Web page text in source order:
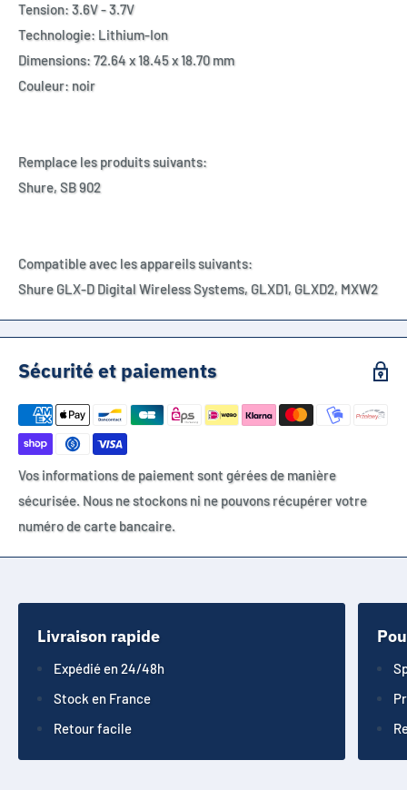
Tension: 3.6V - 3.7V
Technologie: Lithium-Ion
Dimensions: 72.64 x 18.45 x 18.70 mm
Couleur: noir
Remplace les produits suivants:
Shure, SB 902
Compatible avec les appareils suivants:
Shure GLX-D Digital Wireless Systems, GLXD1, GLXD2, MXW2
Sécurité et paiements
Vos informations de paiement sont gérées de manière
sécurisée. Nous ne stockons ni ne pouvons récupérer votre
numéro de carte bancaire.
Livraison rapide
Expédié en 24/48h
Stock en France
Retour facile